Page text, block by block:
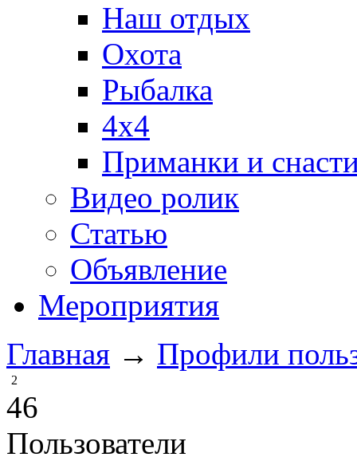
Наш отдых
Охота
Рыбалка
4х4
Приманки и
Видео ролик
Статью
Объявление
Мероприятия
Главная → Профили
2
46
Пользователи